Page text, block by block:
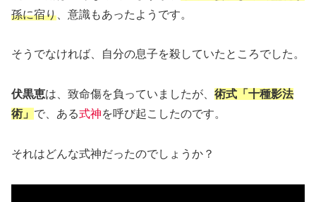
孫に宿り 、意識もあったようです。
そうでなければ、自分の息子を殺していたところでした。
伏黒恵は、致命傷を負っていましたが、 術式「十種影法
術」 で、ある式神を呼び起こしたのです。
それはどんな式神だったのでしょうか？